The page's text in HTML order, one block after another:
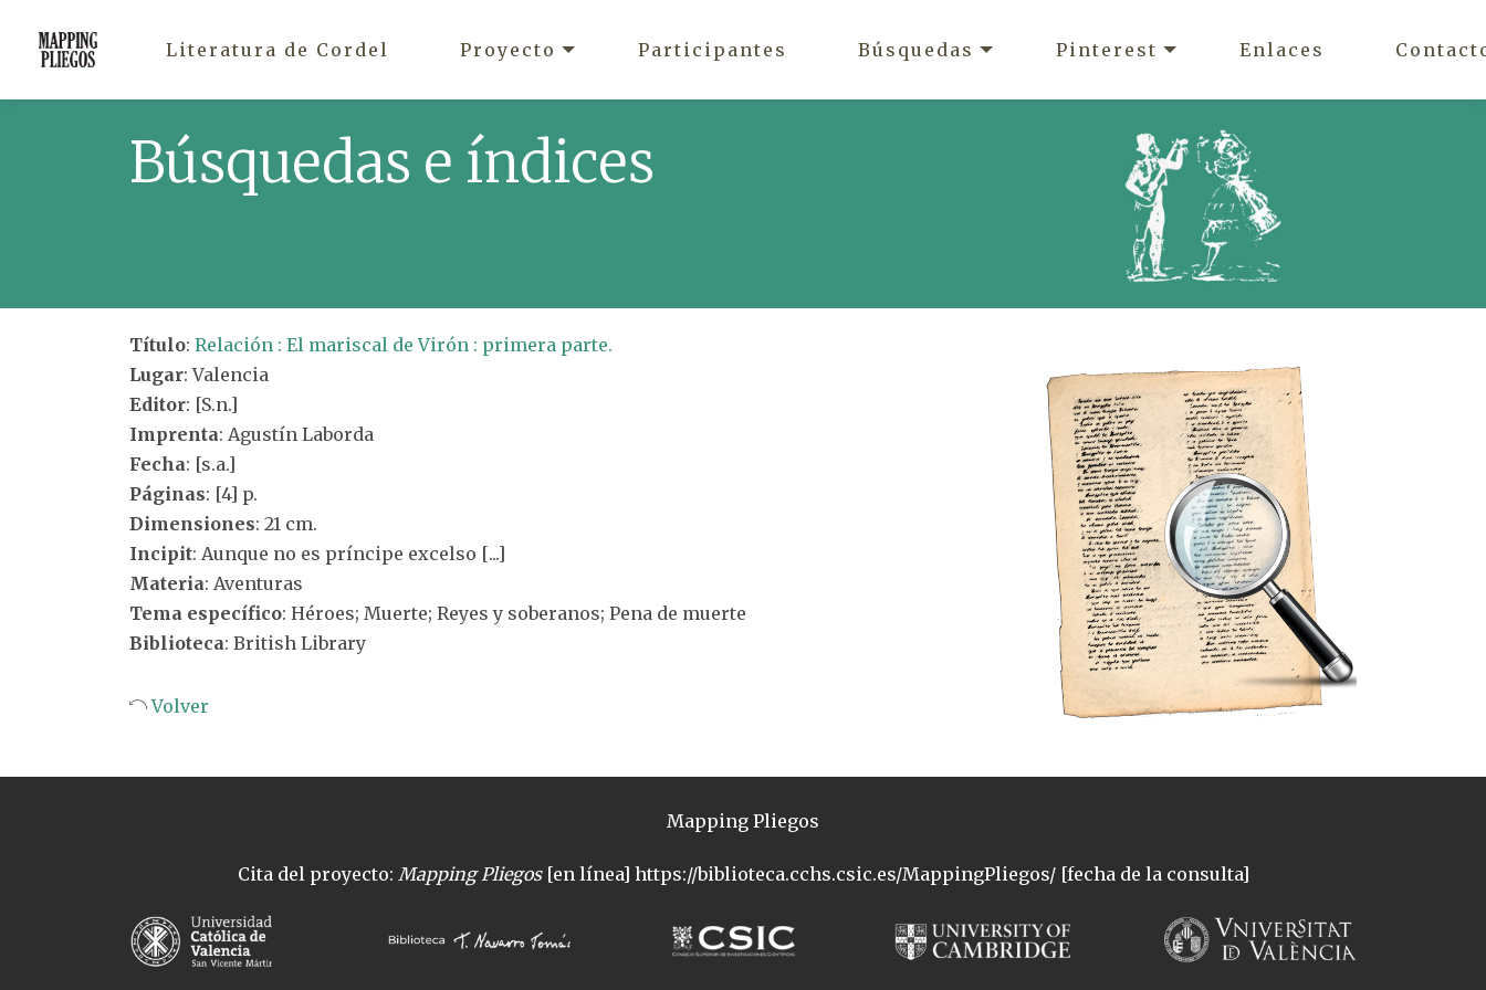
Literatura de Cordel Proyecto Participantes Búsquedas Pinterest Enlaces
Búsquedas e índices
Título: Relación : El mariscal de Virón : primera parte.
Lugar: Valencia
Editor: [S.n.]
Imprenta: Agustín Laborda
Fecha: [s.a.]
Páginas: [4] p.
Dimensiones: 21 cm.
Incipit: Aunque no es príncipe excelso [...]
Materia: Aventuras
Tema específico: Héroes; Muerte; Reyes y soberanos; Pena de muerte
Biblioteca: British Library
Volver
Mapping Pliegos
Cita del proyecto: Mapping Pliegos[en línea] https://biblioteca.cchs.csic.es/MappingPliegos/ [fecha de la consulta]